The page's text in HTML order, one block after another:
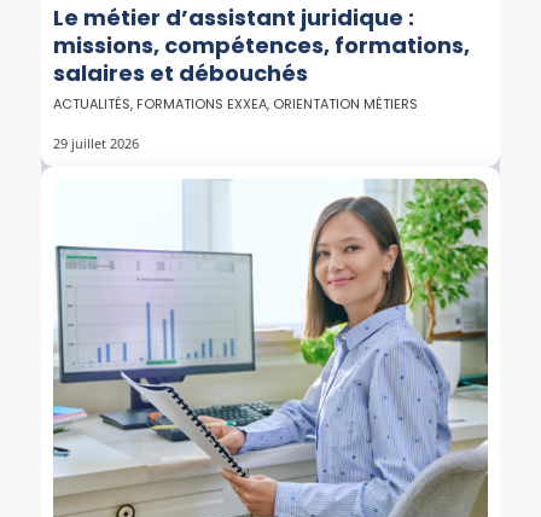
Le métier d’assistant juridique :
missions, compétences, formations,
salaires et débouchés
ACTUALITÉS, FORMATIONS EXXEA, ORIENTATION MÉTIERS
29 juillet 2026